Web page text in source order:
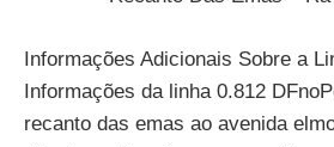
Informações Adicionais Sobre a
Informações da linha 0.812
recanto das emas ao avenida